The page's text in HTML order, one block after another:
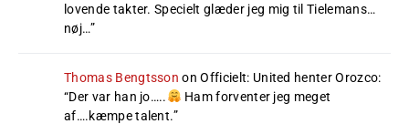
lovende takter. Specielt glæder jeg mig til Tielemans…
nøj…”
Thomas Bengtsson onOfficielt: United henter Orozco:
“Der var han jo…..
Ham forventer jeg meget
af….kæmpe talent.”